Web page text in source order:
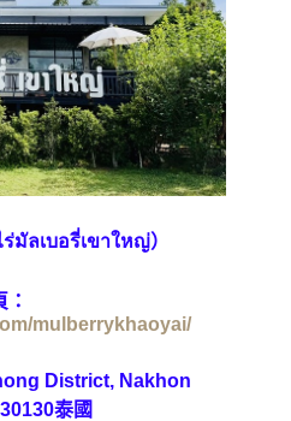
มัลเบอรี่เขาใหญ่）
mulberrykhaoyai/
District, Nakhon
泰國